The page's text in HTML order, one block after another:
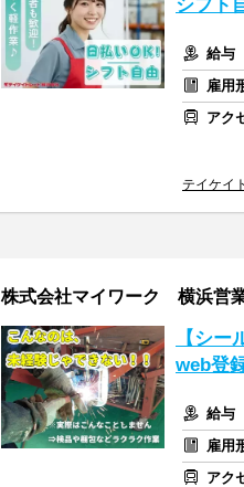
シフト
給与
雇用
アク
テイケイ
株式会社マイワーク 横浜営
【シ
web登
給与
雇用
アク